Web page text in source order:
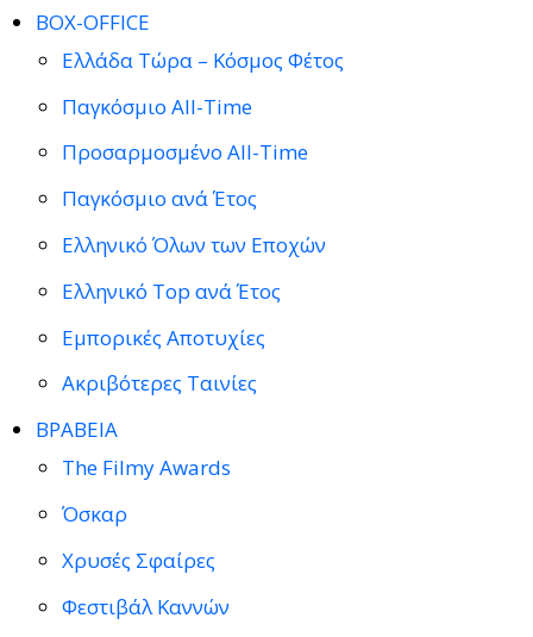
BOX-OFFICE
Ελλάδα Τώρα – Κόσμος Φέτος
Παγκόσμιο All-Time
Προσαρμοσμένο All-Time
Παγκόσμιο ανά Έτος
Ελληνικό Όλων των Εποχών
Ελληνικό Top ανά Έτος
Εμπορικές Αποτυχίες
Ακριβότερες Ταινίες
ΒΡΑΒΕΙΑ
The Filmy Awards
Όσκαρ
Χρυσές Σφαίρες
Φεστιβάλ Καννών